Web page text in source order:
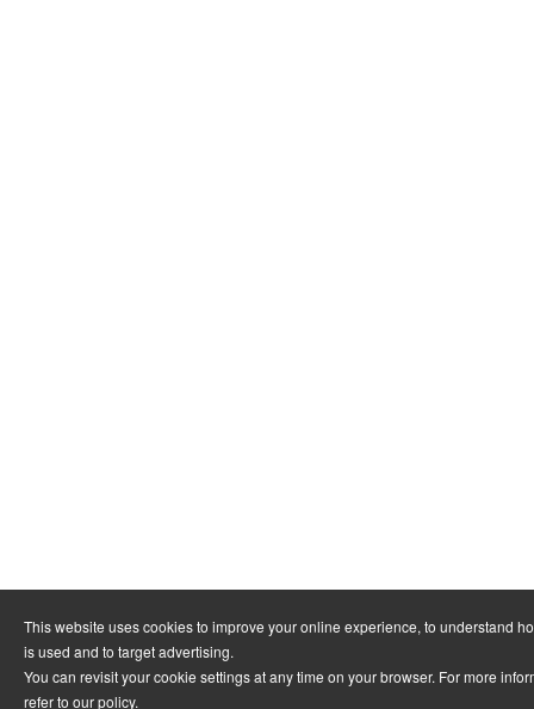
This website uses cookies to improve your online experience, to understand
is used and to target advertising.
You can revisit your cookie settings at any time on your browser. For more
refer to our policy.